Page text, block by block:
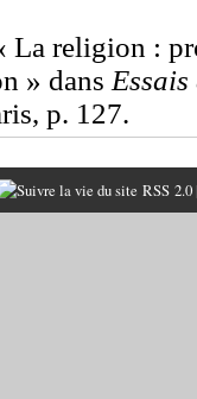
religion :
» dans
p. 127.
RSS 2.0